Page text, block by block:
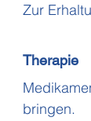
​Zur
Therapie
bringen.